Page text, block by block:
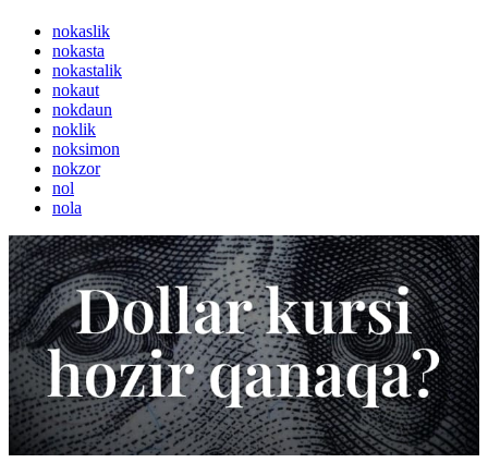
nokaslik
nokasta
nokastalik
nokaut
nokdaun
noklik
noksimon
nokzor
nol
nola